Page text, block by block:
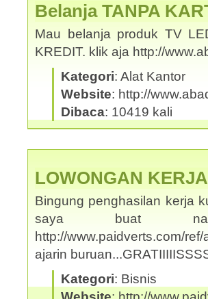
Belanja TANPA
Mau belanja produk TV
KREDIT. klik aja http://
Kategori: Alat Kantor
Website: http://
Dibaca: 10419 kali
LOWONGAN
Bingung penghasilan kerja
saya buat
http://www.paidverts.com/
ajarin
Kategori: Bisnis